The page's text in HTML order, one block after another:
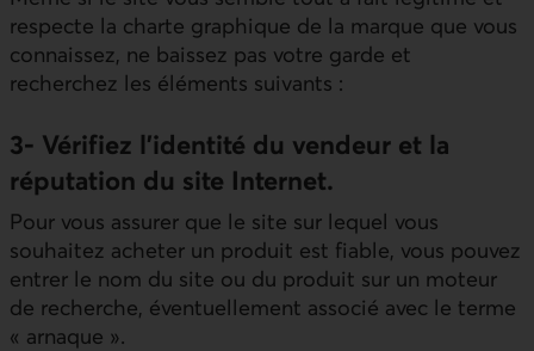
respecte la charte graphique de la marque que vous
connaissez, ne baissez pas votre garde et
recherchez les éléments suivants :
3- Vérifiez l'identité du vendeur et la
réputation du site Internet.
Pour vous assurer que le site sur lequel vous
souhaitez acheter un produit est fiable, vous pouvez
entrer le nom du site ou du produit sur un moteur
de recherche, éventuellement associé avec le terme
« arnaque ».